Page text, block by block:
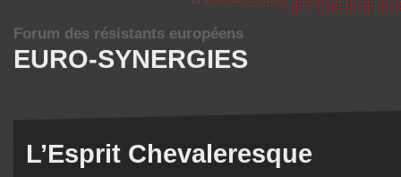
EURO-SYNERGIES
Forum des résistants européens
L’Esprit Chevaleresque